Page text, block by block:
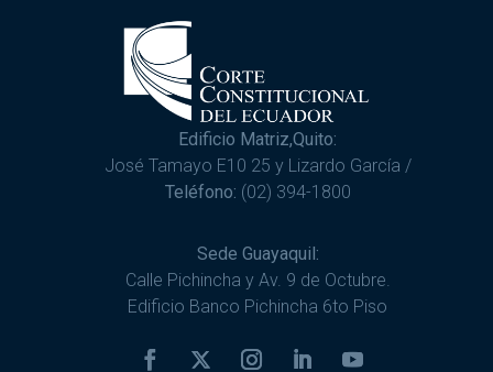
Edificio Matriz,Quito:
José Tamayo E10 25 y Lizardo García /
Teléfono: (02) 394-1800
Sede Guayaquil:
Calle Pichincha y Av. 9 de Octubre.
Edificio Banco Pichincha 6to Piso